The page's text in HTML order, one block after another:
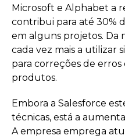
Microsoft e Alphabet a
contribui para até 30%
em alguns projetos. Da
cada vez mais a utilizar
para correções de erros
produtos.
Embora a Salesforce
técnicas, está a
A empresa emprega